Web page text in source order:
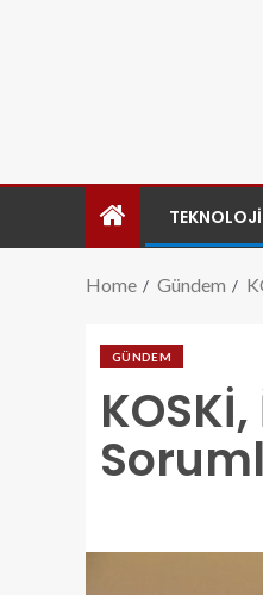
TEKNOLOJI
Home Gündem
GÜNDEM